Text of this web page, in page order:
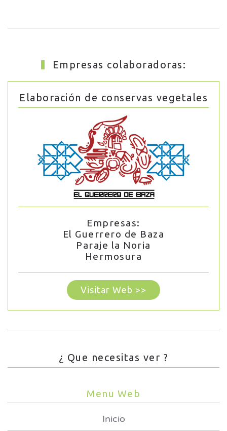
Empresas colaboradoras:
Elaboración de conservas vegetales
Empresas:
El Guerrero de Baza
Paraje la Noria
Hermosura
Visitar Web >>
¿ Que necesitas ver ?
Menu Web
Inicio